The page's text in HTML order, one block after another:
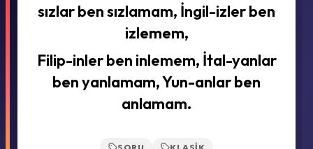
sızlar ben sızlamam, İngil-izler ben
izlemem,
Filip-inler ben inlemem, İtal-yanlar
ben yanlamam, Yun-anlar ben
anlamam.